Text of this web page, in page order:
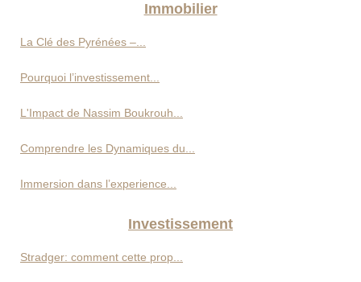
Immobilier
La Clé des Pyrénées –...
Pourquoi l’investissement...
L'Impact de Nassim Boukrouh...
Comprendre les Dynamiques du...
Immersion dans l’experience...
Investissement
Stradger: comment cette prop...